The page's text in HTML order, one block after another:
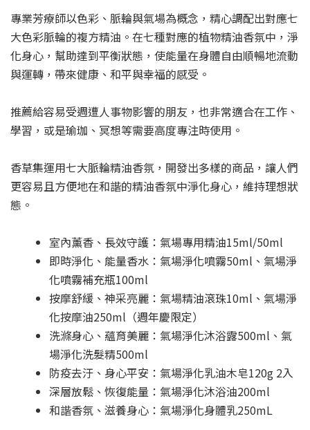
專業芳療師以色彩、脈輪與氣場為概念，精心調配出對應七
大色彩脈輪的複方精油。在七種對應的植物精油香氛中，淨
化身心，幫助達到平衡狀態，使能量在身體自由順暢地流動
與運轉，帶來健康、和平與幸福的感受。
推薦給容易受週遭人事物影響的朋友，也非常適合在工作、
學習，或是瑜珈、冥想等需要高度專注時使用。
香草集運用七大脈輪精油香氛，開發出多樣的商品，讓人們
更容易且方便地在和諧的精油香氛中淨化身心，維持理想狀
態。
室內薰香、長效守護：氣場專用精油15ml/50ml
即時淨化、能量香水：氣場淨化噴霧50ml、氣場淨
化噴霧補充瓶100ml
按摩舒緩、神采亮麗：氣場精油滾珠10ml、氣場淨
化按摩油250ml（週年慶限定）
洗滌身心、蘊育美麗：氣場淨化沐浴露500ml、氣
場淨化洗髮精500ml
防疫去汙、身心平安：氣場淨化乳油木皂120g 2入
深層放鬆、恢復能量：氣場淨化沐浴油200ml
和諧香氛、滋養身心：氣場淨化身體乳250mL